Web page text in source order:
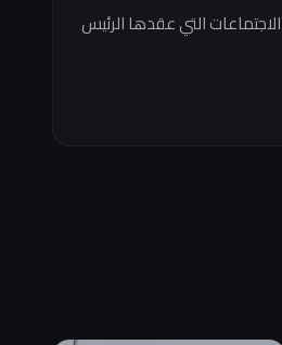
التي عقدها الرئيس